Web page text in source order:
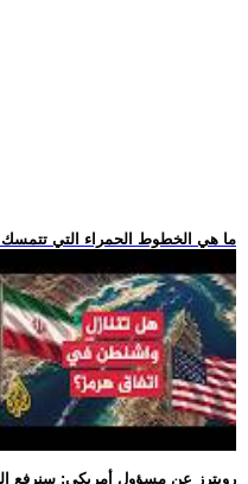
.. ما هي الخطوط الحمراء التي
.. رويترز عن مسؤول أمريكي: سنرفع